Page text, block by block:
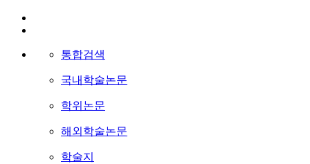
통합검색
국내학술논문
학위논문
해외학술논문
학술지